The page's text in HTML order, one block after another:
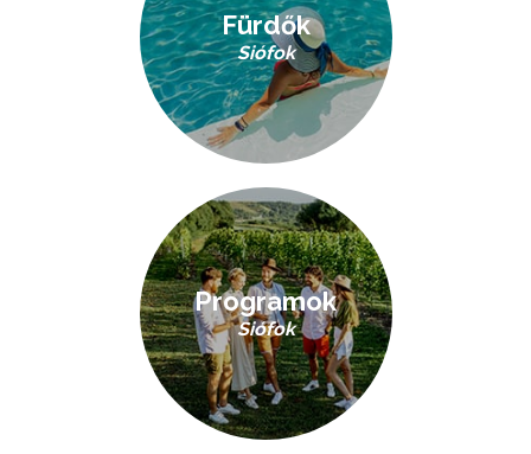
Fürdők
Siófok
Programok
Siófok